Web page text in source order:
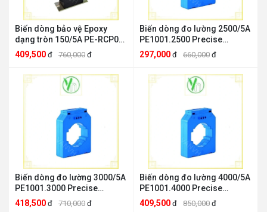
Biến dòng bảo vệ Epoxy
dạng tròn 150/5A PE-RCP02
Precise Electric Precise
Electric PE-RCP02
409,500 đ 760,000 đ
Biến dòng đo lường 2500/5A
PE1001.2500 Precise
Electric Precise Electric
PE1001.2500
297,000 đ 660,000 đ
Biến dòng đo lường 3000/5A
PE1001.3000 Precise
Electric Precise Electric
PE1001.3000
418,500 đ 710,000 đ
Biến dòng đo lường 4000/5A
PE1001.4000 Precise
Electric Precise Electric
PE1001.4000
409,500 đ 850,000 đ